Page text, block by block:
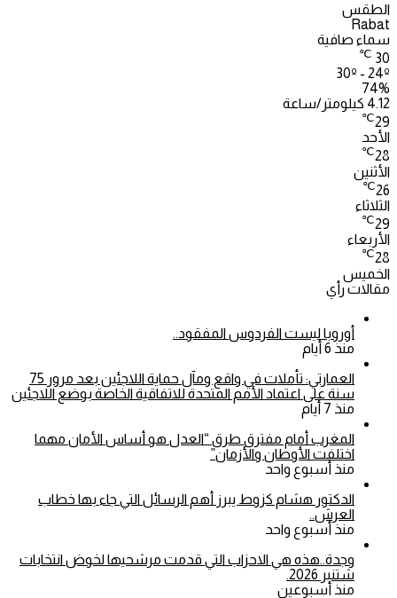
الطقس
Rabat
سماء صافية
30
℃
30º - 24º
74%
4.12 كيلومتر/ساعة
29
℃
الأحد
28
℃
الأثنين
26
℃
الثلاثاء
29
℃
الأربعاء
28
℃
الخميس
مقالات رأي
أوروبا ليست الفردوس المفقود..
منذ 6 أيام
العمارتي: تأملات في واقع ومآل حماية اللاجئين بعد مرور 75
سنة على اعتماد الأمم المتحدة للاتفاقية الخاصة بوضع اللاجئين
منذ 7 أيام
المغرب أمام مفترق طرق “العدل هو أساس الأمان مهما
اختلفت الأوطان والأزمان”
منذ أسبوع واحد
الدكتور هشام كزوط يبرز أهم الرسائل التي جاء بها خطاب
العرش..
منذ أسبوع واحد
وجدة..هذه هي الاحزاب التي قدمت مرشحيها لخوض انتخابات
شتنبر 2026.
منذ أسبوعين